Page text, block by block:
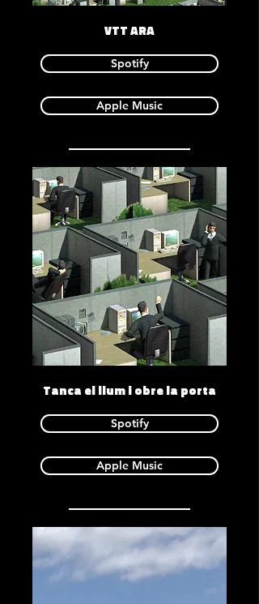
VTT ARA
Spotify
Apple Music
Tanca el llum i obre la porta
Spotify
Apple Music